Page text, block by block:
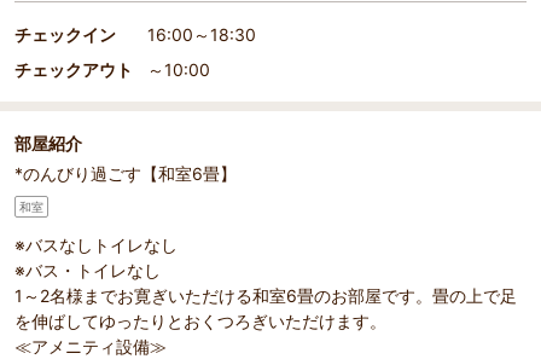
チェックイン
16:00～18:30
チェックアウト
～10:00
部屋紹介
*のんびり過ごす【和室6畳】
和室
※バスなしトイレなし
※バス・トイレなし
1～2名様までお寛ぎいただける和室6畳のお部屋です。畳の上で足
を伸ばしてゆったりとおくつろぎいただけます。
≪アメニティ設備≫